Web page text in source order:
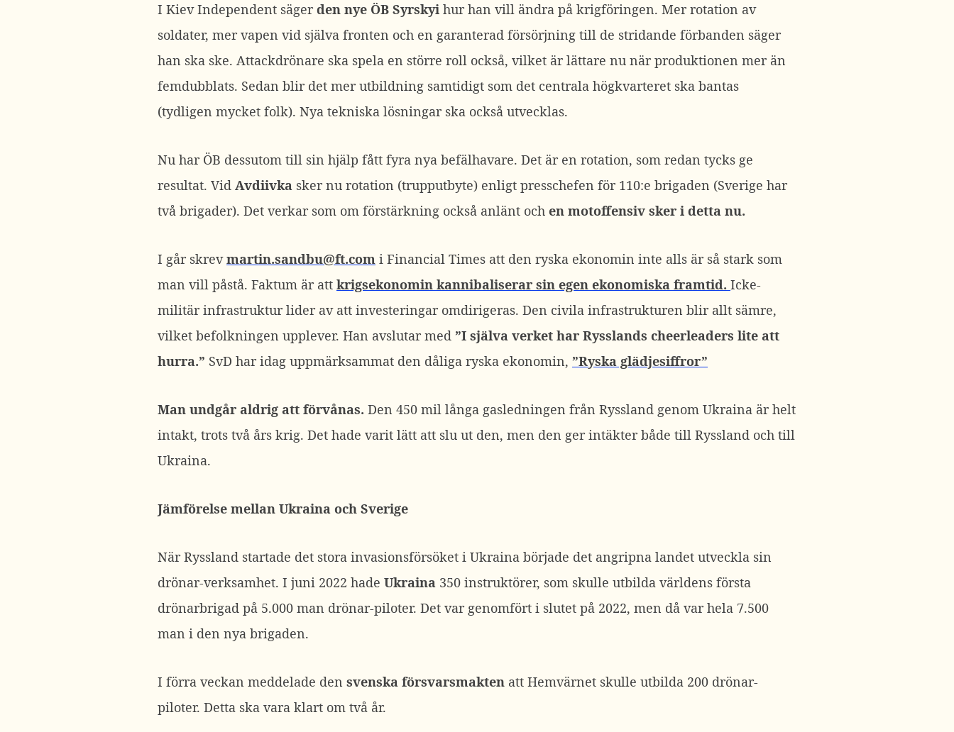
I Kiev Independent säger den nye ÖB Syrskyi hur han vill ändra på krigföringen. Mer rotation av
soldater, mer vapen vid själva fronten och en garanterad försörjning till de stridande förbanden säger
han ska ske. Attackdrönare ska spela en större roll också, vilket är lättare nu när produktionen mer än
femdubblats. Sedan blir det mer utbildning samtidigt som det centrala högkvarteret ska bantas
(tydligen mycket folk). Nya tekniska lösningar ska också utvecklas.
Nu har ÖB dessutom till sin hjälp fått fyra nya befälhavare. Det är en rotation, som redan tycks ge
resultat. Vid Avdiivka sker nu rotation (trupputbyte) enligt presschefen för 110:e brigaden (Sverige har
två brigader). Det verkar som om förstärkning också anlänt och en motoffensiv sker i detta nu.
I går skrevmartin.sandbu@ft.com i Financial Times att den ryska ekonomin inte alls är så stark som
man vill påstå. Faktum är att krigsekonomin kannibaliserar sin egen ekonomiska framtid. Icke-
militär infrastruktur lider av att investeringar omdirigeras. Den civila infrastrukturen blir allt sämre,
vilket befolkningen upplever. Han avslutar med ”I själva verket har Rysslands cheerleaders lite att
hurra.” SvD har idag uppmärksammat den dåliga ryska ekonomin, ”Ryska glädjesiffror”
Man undgår aldrig att förvånas. Den 450 mil långa gasledningen från Ryssland genom Ukraina är helt
intakt, trots två års krig. Det hade varit lätt att slu ut den, men den ger intäkter både till Ryssland och till
Ukraina.
Jämförelse mellan Ukraina och Sverige
När Ryssland startade det stora invasionsförsöket i Ukraina började det angripna landet utveckla sin
drönar-verksamhet. I juni 2022 hade Ukraina 350 instruktörer, som skulle utbilda världens första
drönarbrigad på 5.000 man drönar-piloter. Det var genomfört i slutet på 2022, men då var hela 7.500
man i den nya brigaden.
I förra veckan meddelade den svenska försvarsmakten att Hemvärnet skulle utbilda 200 drönar-
piloter. Detta ska vara klart om två år.